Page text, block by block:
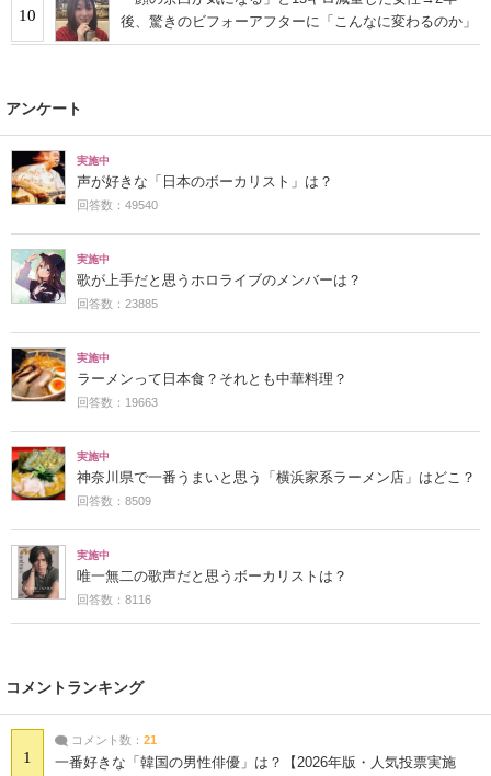
10
後、驚きのビフォーアフターに「こんなに変わるのか」
アンケート
実施中
声が好きな「日本のボーカリスト」は？
回答数：49540
実施中
歌が上手だと思うホロライブのメンバーは？
回答数：23885
実施中
ラーメンって日本食？それとも中華料理？
回答数：19663
実施中
神奈川県で一番うまいと思う「横浜家系ラーメン店」はどこ？
回答数：8509
実施中
唯一無二の歌声だと思うボーカリストは？
回答数：8116
コメントランキング
1
コメント数： 21
一番好きな「韓国の男性俳優」は？【2026年版・人気投票実施